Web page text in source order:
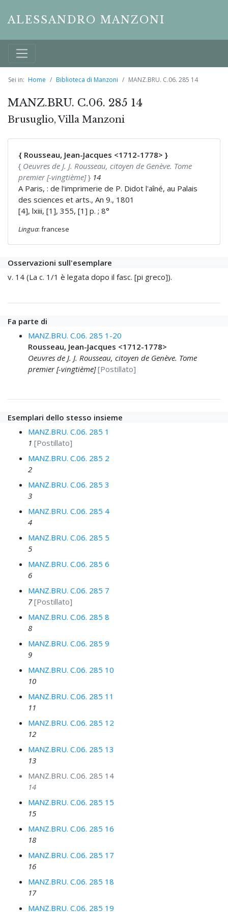
ALESSANDRO MANZONI
Sei in: Home Biblioteca di Manzoni MANZ.BRU. C.06. 285 14
MANZ.BRU. C.06. 285 14
Brusuglio, Villa Manzoni
{ Rousseau, Jean-Jacques <1712-1778> }
{ Oeuvres de J. J. Rousseau, citoyen de Genève. Tome
premier [-vingtième]} 14
A Paris, : de l'imprimerie de P. Didot l'aîné, au Palais
des sciences et arts., An 9., 1801
[4], lxiii, [1], 355, [1] p. ; 8°
Lingua: francese
Osservazioni sull'esemplare
v. 14 (La c. 1/1 è legata dopo il fasc. [pi greco]).
Fa parte di
MANZ.BRU. C.06. 285 1-20
Rousseau, Jean-Jacques <1712-1778>
Oeuvres de J. J. Rousseau, citoyen de Genève. Tome
premier [-vingtième] [Postillato]
Esemplari dello stesso insieme
MANZ.BRU. C.06. 285 1
1 [Postillato]
MANZ.BRU. C.06. 285 2
2
MANZ.BRU. C.06. 285 3
3
MANZ.BRU. C.06. 285 4
4
MANZ.BRU. C.06. 285 5
5
MANZ.BRU. C.06. 285 6
6
MANZ.BRU. C.06. 285 7
7 [Postillato]
MANZ.BRU. C.06. 285 8
8
MANZ.BRU. C.06. 285 9
9
MANZ.BRU. C.06. 285 10
10
MANZ.BRU. C.06. 285 11
11
MANZ.BRU. C.06. 285 12
12
MANZ.BRU. C.06. 285 13
13
MANZ.BRU. C.06. 285 14
14
MANZ.BRU. C.06. 285 15
15
MANZ.BRU. C.06. 285 16
18
MANZ.BRU. C.06. 285 17
16
MANZ.BRU. C.06. 285 18
17
MANZ.BRU. C.06. 285 19